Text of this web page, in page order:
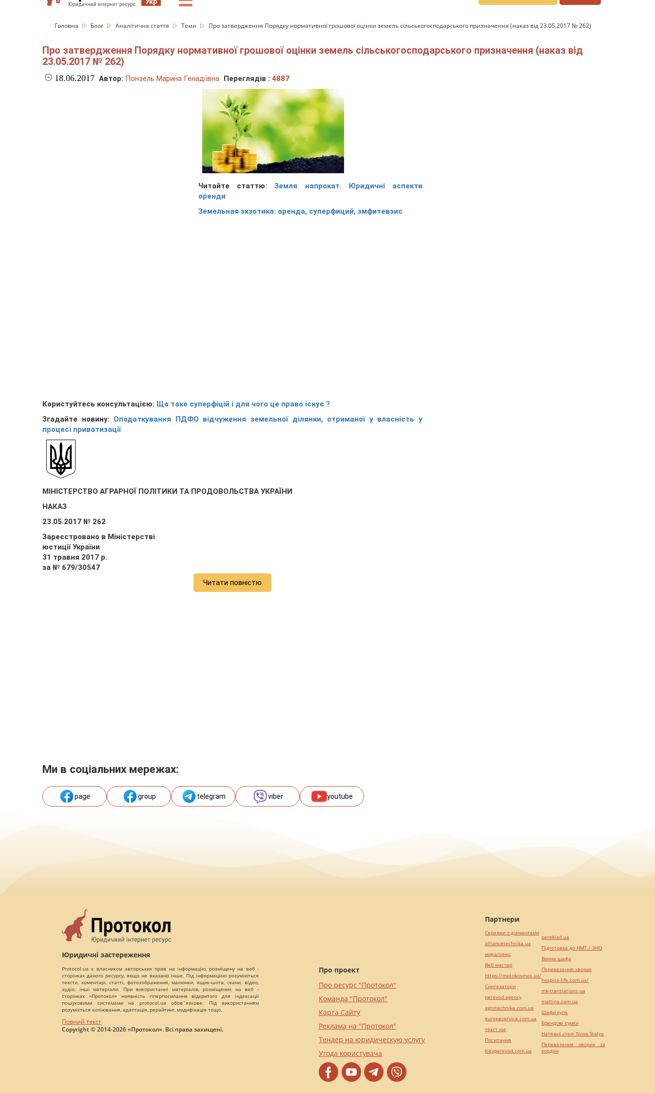
Головна Блог Аналітична стаття Теми Про затвердження Порядку нормативної грошової оцінки земель сільськогосподарського призначення (наказ від 23.05.2017 № 262)
Про затвердження Порядку нормативної грошової оцінки земель сільськогосподарського призначення (наказ від
23.05.2017 № 262)
18.06.2017 Автор: Понзель Марина Генадіївна Переглядів : 4887
Читайте статтю:Земля напрокат. Юридичні аспекти
оренди
Земельная экзотика: аренда, суперфиций, эмфитевзис
Користуйтесь консультацією: Що таке суперфіцій і для чого це право існує ?
Згадайте новину: Оподаткування ПДФО відчуження земельної ділянки, отриманої у власність у
процесі приватизації
МІНІСТЕРСТВО АГРАРНОЇ ПОЛІТИКИ ТА ПРОДОВОЛЬСТВА УКРАЇНИ
НАКАЗ
23.05.2017 № 262
Зареєстровано в Міністерстві
юстиції України
31 травня 2017 р.
за № 679/30547
Читати повністю
Ми в соціальних мережах:
page group telegram viber youtube
Юридичні застереження
Protocol.ua є власником авторських прав на інформацію, розміщену на веб -
сторінках даного ресурсу, якщо не вказано інше. Під інформацією розуміються
тексти, коментарі, статті, фотозображення, малюнки, ящик-шота, скани, відео,
аудіо, інші матеріали. При використанні матеріалів, розміщених на веб -
сторінках «Протокол» наявність гіперпосилання відкритого для індексації
пошуковими системами на protocol.ua обов`язкове. Під використанням
розуміється копіювання, адаптація, рерайтинг, модифікація тощо.
Повний текст
Copyright © 2014-2026 «Протокол». Всі права захищені.
Про проект
Про ресурс "Протокол"
Команда "Протокол"
Карта Сайту
Реклама на "Протокол"
Тендер на юридическую услугу
Угода користувача
Партнери
Сережки з діамантами
alliancetechnika.ua
миралинкс
Веб мастер
https://motokosmos.ua/
Синтезатори
perevod.agency
agrotechnika.com.ua
europeservice.com.ua
текст юа
Посилання
kievperevod.com.ua
pereklad.ua
Підготовка до НМТ / ЗНО
Винна шафа
Перевезення хворих
hospice-life.com.ua/
mk-translations.ua
maltina.com.ua
Шафи купе
Брендові сумки
Натяжні стелі Nova Stelya
Перевезення хворих за
кордон